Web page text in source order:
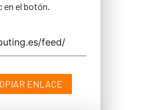
en el botón.
ENLACE